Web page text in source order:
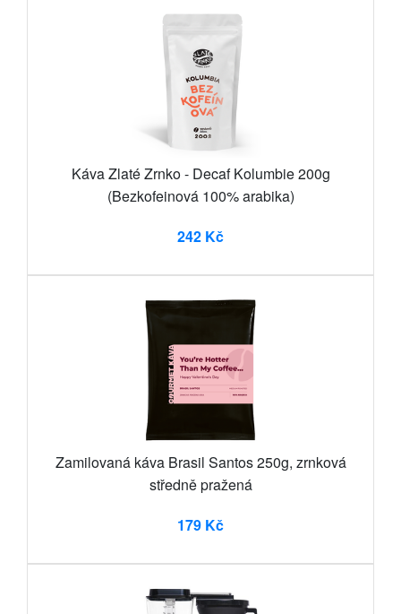
Káva Zlaté Zrnko - Decaf Kolumbie 200g
(Bezkofeinová 100% arabika)
242 Kč
Zamilovaná káva Brasil Santos 250g, zrnková
středně pražená
179 Kč